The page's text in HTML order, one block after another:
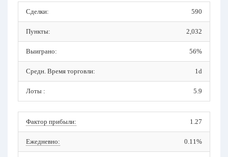
Сделки: 590
Пункты: 2,032
Выиграно: 56%
Средн. Время торговли: 1d
Лоты : 5.9
Фактор прибыли: 1.27
Ежедневно: 0.11%